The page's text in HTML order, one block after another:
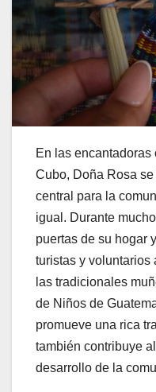
En las encantadoras
Cubo, Doña Rosa
central para la
igual. Durante
puertas de su hogar
turistas y voluntarios
las tradicionales
de Niños de
promueve una rica
también contribuye
desarrollo de la